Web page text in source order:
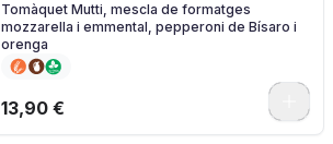
Tomàquet Mutti, mescla de formatges
mozzarella i emmental, pepperoni de Bísaro i
orenga
13,90 €